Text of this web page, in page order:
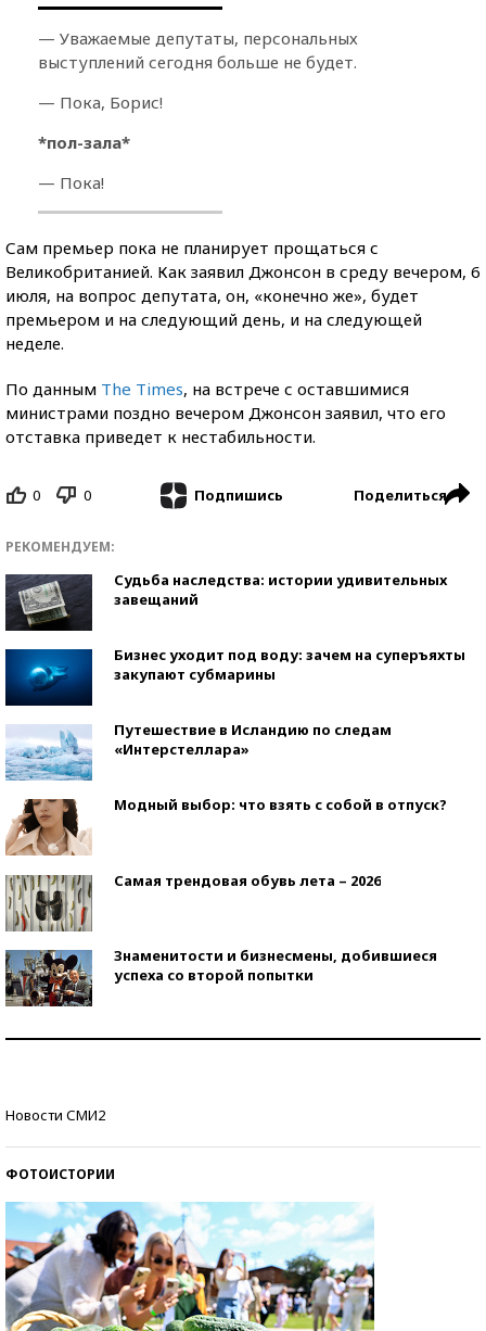
— Уважаемые депутаты, персональных
выступлений сегодня больше не будет.
— Пока, Борис!
*пол-зала*
— Пока!
Сам премьер пока не планирует прощаться с
Великобританией. Как заявил Джонсон в среду вечером, 6
июля, на вопрос депутата, он, «конечно же», будет
премьером и на следующий день, и на следующей
неделе.
По данным The Times, на встрече с оставшимися
министрами поздно вечером Джонсон заявил, что его
отставка приведет к нестабильности.
0 0 Подпишись Поделиться
РЕКОМЕНДУЕМ:
Судьба наследства: истории удивительных
завещаний
Бизнес уходит под воду: зачем на суперъяхты
закупают субмарины
Путешествие в Исландию по следам
«Интерстеллара»
Модный выбор: что взять с собой в отпуск?
Самая трендовая обувь лета – 2026
Знаменитости и бизнесмены, добившиеся
успеха со второй попытки
Новости СМИ2
ФОТОИСТОРИИ